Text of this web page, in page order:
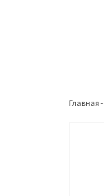
Главная -